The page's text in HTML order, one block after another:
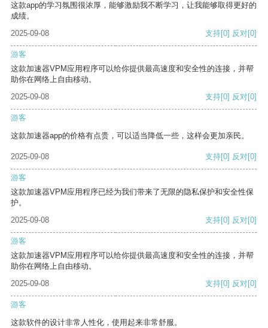
这款app的学习氛围很浓厚，能够激励我不断学习，让我能够取得更好的
成绩。
2025-09-08
支持[0] 反对[0]
游客
这款加速器VPM应用程序可以给你提供最高速度和安全性的连接，并帮
助你在网络上自由移动。
2025-09-08
支持[0] 反对[0]
游客
这款加速器app的价格有点贵，可以适当降低一些，这样会更加亲民。
2025-09-08 支持[0] 反对[0]
游客
这款加速器VPM应用程序已经为我们带来了无限的隐私保护和安全性保
护。
2025-09-08
支持[0] 反对[0]
游客
这款加速器VPM应用程序可以给你提供最高速度和安全性的连接，并帮
助你在网络上自由移动。
2025-09-08
支持[0] 反对[0]
游客
这款软件的设计非常人性化，使用起来非常舒服。